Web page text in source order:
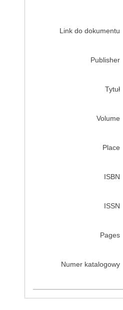
Link do dokumentu
Publisher
Tytuł
Volume
Place
ISBN
ISSN
Pages
Numer katalogowy